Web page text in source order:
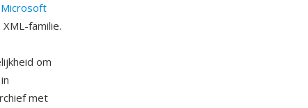
Microsoft
familie.
om
met